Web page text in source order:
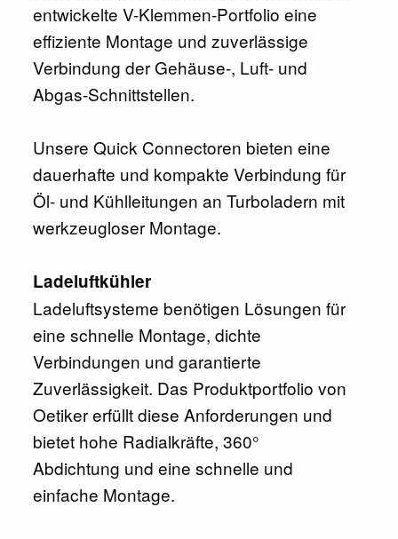
entwickelte V-Klemmen-Portfolio eine
effiziente Montage und zuverlässige
Verbindung der Gehäuse-, Luft- und
Abgas-Schnittstellen.
Unsere Quick Connectoren bieten eine
dauerhafte und kompakte Verbindung für
Öl- und Kühlleitungen an Turboladern mit
werkzeugloser Montage.
Ladeluftkühler
Ladeluftsysteme benötigen Lösungen für
eine schnelle Montage, dichte
Verbindungen und garantierte
Zuverlässigkeit. Das Produktportfolio von
Oetiker erfüllt diese Anforderungen und
bietet hohe Radialkräfte, 360°
Abdichtung und eine schnelle und
einfache Montage.